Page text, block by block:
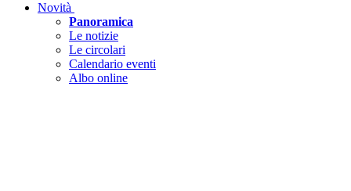
Novità
Panoramica
Le notizie
Le circolari
Calendario eventi
Albo online